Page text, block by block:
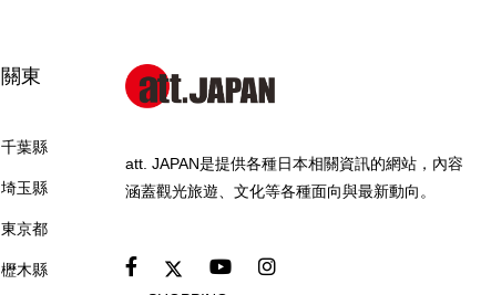
關東
千葉縣
埼玉縣
東京都
櫪木縣
att. JAPAN是提供各種日本相關資訊的網站，內容
涵蓋觀光旅遊、文化等各種面向與最新動向。